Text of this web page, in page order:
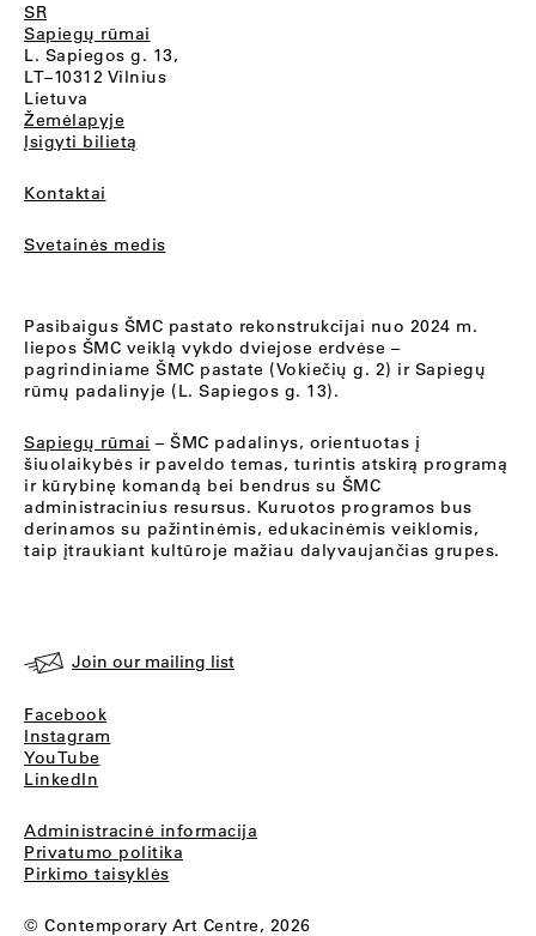
SR
Sapiegų rūmai
L. Sapiegos g. 13,
LT–10312 Vilnius
Lietuva
Žemėlapyje
Įsigyti bilietą
Kontaktai
Svetainės medis
Pasibaigus ŠMC pastato rekonstrukcijai nuo 2024 m.
liepos ŠMC veiklą vykdo dviejose erdvėse –
pagrindiniame ŠMC pastate (Vokiečių g. 2) ir Sapiegų
rūmų padalinyje (L. Sapiegos g. 13).
Sapiegų rūmai – ŠMC padalinys, orientuotas į
šiuolaikybės ir paveldo temas, turintis atskirą programą
ir kūrybinę komandą bei bendrus su ŠMC
administracinius resursus. Kuruotos programos bus
derinamos su pažintinėmis, edukacinėmis veiklomis,
taip įtraukiant kultūroje mažiau dalyvaujančias grupes.
Join our mailing list
Facebook
Instagram
YouTube
LinkedIn
Administracinė informacija
Privatumo politika
Pirkimo taisyklės
© Contemporary Art Centre, 2026